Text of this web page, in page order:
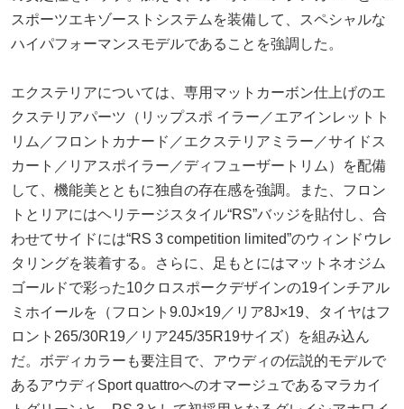
スポーツエキゾーストシステムを装備して、スペシャルな
ハイパフォーマンスモデルであることを強調した。
エクステリアについては、専用マットカーボン仕上げのエ
クステリアパーツ（リップスポ イラー／エアインレットト
リム／フロントカナード／エクステリアミラー／サイドス
カート／リアスポイラー／ディフューザートリム）を配備
して、機能美とともに独自の存在感を強調。また、フロン
トとリアにはヘリテージスタイル“RS”バッジを貼付し、合
わせてサイドには“RS 3 competition limited”のウィンドウレ
タリングを装着する。さらに、足もとにはマットネオジム
ゴールドで彩った10クロスポークデザインの19インチアル
ミホイールを（フロント9.0J×19／リア8J×19、タイヤはフ
ロント265/30R19／リア245/35R19サイズ）を組み込ん
だ。ボディカラーも要注目で、アウディの伝説的モデルで
あるアウディSport quattroへのオマージュであるマラカイ